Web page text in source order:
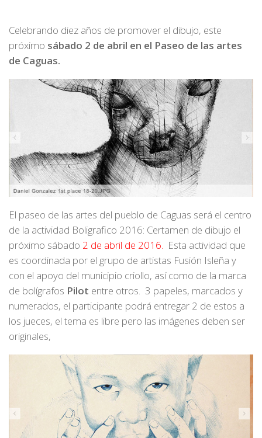
Celebrando diez años de promover el dibujo, este
próximo sábado 2 de abril en el Paseo de las artes
de Caguas.
El paseo de las artes del pueblo de Caguas será el centro
de la actividad Boligrafico 2016: Certamen de dibujo el
próximo sábado 2 de abril de 2016. Esta actividad que
es coordinada por el grupo de artistas Fusión Isleña y
con el apoyo del municipio criollo, así como de la marca
de bolígrafos Pilot entre otros. 3 papeles, marcados y
numerados, el participante podrá entregar 2 de estos a
los jueces, el tema es libre pero las imágenes deben ser
originales,